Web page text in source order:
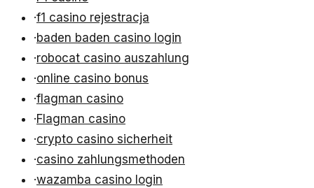
·f1 casino rejestracja
·baden baden casino login
·robocat casino auszahlung
·online casino bonus
·flagman casino
·Flagman casino
·crypto casino sicherheit
·casino zahlungsmethoden
·wazamba casino login